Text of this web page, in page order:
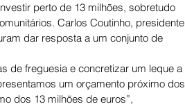
perto de 13 milhões, sobretudo
Carlos Coutinho, presidente
dar resposta a um conjunto de
de freguesia e concretizar um leque a
um orçamento próximo dos
dos 13 milhões de euros”,